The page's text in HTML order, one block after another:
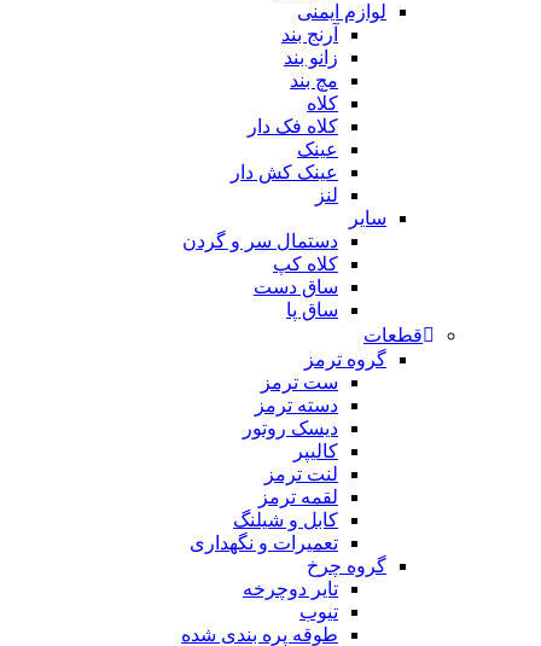
لوازم ایمنی
آرنج بند
زانو بند
مچ بند
کلاه
کلاه فک دار
عینک
عینک کش دار
لنز
سایر
دستمال سر و گردن
کلاه کپ
ساق دست
ساق پا
قطعات
گروه ترمز
ست ترمز
دسته ترمز
دیسک روتور
کالیپر
لنت ترمز
لقمه ترمز
کابل و شیلنگ
تعمیرات و نگهداری
گروه چرخ
تایر دوچرخه
تیوب
طوقه پره بندی شده